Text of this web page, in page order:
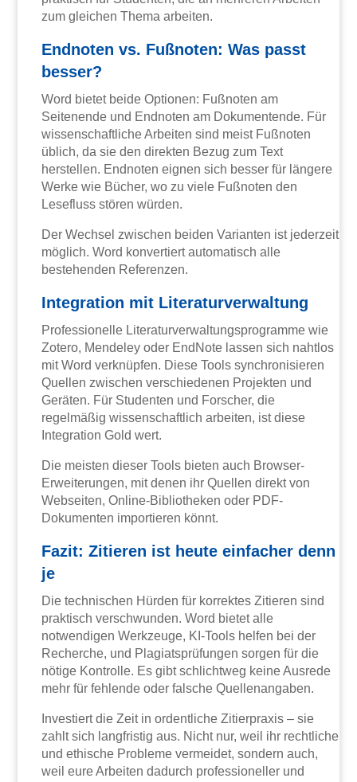
zum gleichen Thema arbeiten.
Endnoten vs. Fußnoten: Was passt
besser?
Word bietet beide Optionen: Fußnoten am
Seitenende und Endnoten am Dokumentende. Für
wissenschaftliche Arbeiten sind meist Fußnoten
üblich, da sie den direkten Bezug zum Text
herstellen. Endnoten eignen sich besser für längere
Werke wie Bücher, wo zu viele Fußnoten den
Lesefluss stören würden.
Der Wechsel zwischen beiden Varianten ist jederzeit
möglich. Word konvertiert automatisch alle
bestehenden Referenzen.
Integration mit Literaturverwaltung
Professionelle Literaturverwaltungsprogramme wie
Zotero, Mendeley oder EndNote lassen sich nahtlos
mit Word verknüpfen. Diese Tools synchronisieren
Quellen zwischen verschiedenen Projekten und
Geräten. Für Studenten und Forscher, die
regelmäßig wissenschaftlich arbeiten, ist diese
Integration Gold wert.
Die meisten dieser Tools bieten auch Browser-
Erweiterungen, mit denen ihr Quellen direkt von
Webseiten, Online-Bibliotheken oder PDF-
Dokumenten importieren könnt.
Fazit: Zitieren ist heute einfacher denn
je
Die technischen Hürden für korrektes Zitieren sind
praktisch verschwunden. Word bietet alle
notwendigen Werkzeuge, KI-Tools helfen bei der
Recherche, und Plagiatsprüfungen sorgen für die
nötige Kontrolle. Es gibt schlichtweg keine Ausrede
mehr für fehlende oder falsche Quellenangaben.
Investiert die Zeit in ordentliche Zitierpraxis – sie
zahlt sich langfristig aus. Nicht nur, weil ihr rechtliche
und ethische Probleme vermeidet, sondern auch,
weil eure Arbeiten dadurch professioneller und